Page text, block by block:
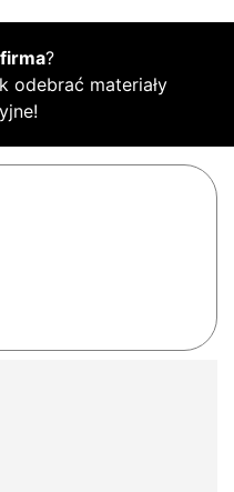
?
odebrać materiały